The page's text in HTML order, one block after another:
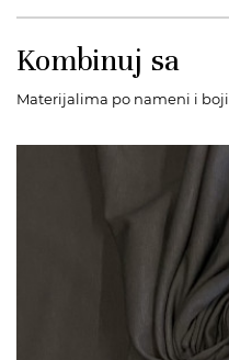
Kombinuj sa
Materijalima po nameni i boji